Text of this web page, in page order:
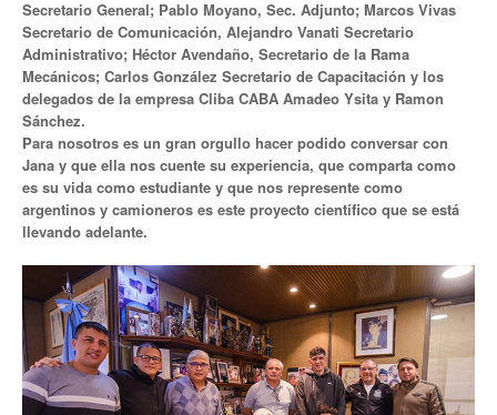
Anuario 20 años
Biblioteca Sindical
Galería de videos
Campañas de prevención
Memoria histórica
Notas
Política de Privacidad
Buscar
Secretarías
Secretario General; Pablo Moyano, Sec. Adjunto; Marcos Vivas
Secretario de Comunicación, Alejandro Vanati Secretario
Administrativo; Héctor Avendaño, Secretario de la Rama
Mecánicos; Carlos González Secretario de Capacitación y los
delegados de la empresa Cliba CABA Amadeo Ysita y Ramon
Sánchez.
Para nosotros es un gran orgullo hacer podido conversar con
Jana y que ella nos cuente su experiencia, que comparta como
es su vida como estudiante y que nos represente como
argentinos y camioneros es este proyecto científico que se está
llevando adelante.